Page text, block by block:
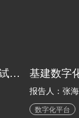
预应力管桩水平承载特性的试验与关键技术
报告人：张
数字化平台